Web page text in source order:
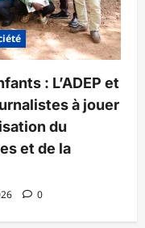
: L’ADEP et
à jouer
du
et de la
0